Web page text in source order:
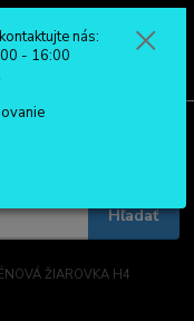
Hľadať
ŽIAROVKA H4
nás:
- 16:00